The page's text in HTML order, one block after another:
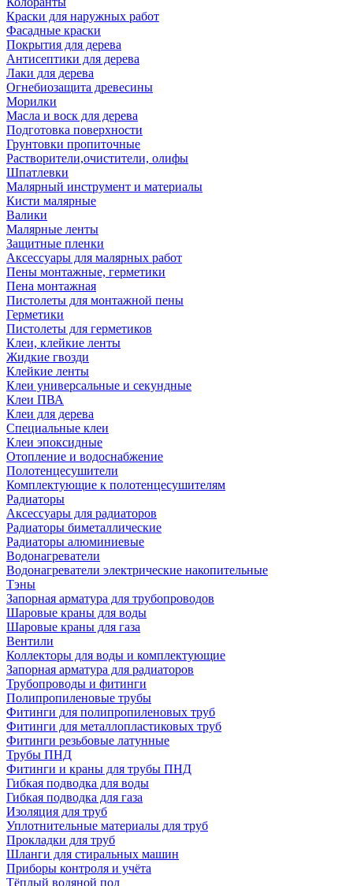
Краски для наружных работ
Фасадные краски
Покрытия для дерева
Антисептики для дерева
Лаки для дерева
Огнебиозащита древесины
Морилки
Масла и воск для дерева
Подготовка поверхности
Грунтовки пропиточные
Растворители,очистители, олифы
Шпатлевки
Малярный инструмент и материалы
Кисти малярные
Валики
Малярные ленты
Защитные пленки
Аксессуары для малярных работ
Пены монтажные, герметики
Пена монтажная
Пистолеты для монтажной пены
Герметики
Пистолеты для герметиков
Клеи, клейкие ленты
Жидкие гвозди
Клейкие ленты
Клеи универсальные и секундные
Клеи ПВА
Клеи для дерева
Специальные клеи
Клеи эпоксидные
Отопление и водоснабжение
Полотенцесушители
Комплектующие к полотенцесушителям
Радиаторы
Аксессуары для радиаторов
Радиаторы биметаллические
Радиаторы алюминиевые
Водонагреватели
Водонагреватели электрические накопительные
Тэны
Запорная арматура для трубопроводов
Шаровые краны для воды
Шаровые краны для газа
Вентили
Коллекторы для воды и комплектующие
Запорная арматура для радиаторов
Трубопроводы и фитинги
Полипропиленовые трубы
Фитинги для полипропиленовых труб
Фитинги для металлопластиковых труб
Фитинги резьбовые латунные
Трубы ПНД
Фитинги и краны для трубы ПНД
Гибкая подводка для воды
Гибкая подводка для газа
Изоляция для труб
Уплотнительные материалы для труб
Прокладки для труб
Шланги для стиральных машин
Приборы контроля и учёта
Тёплый водяной пол